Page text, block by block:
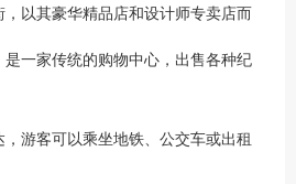
以其豪华精品店和设计师专卖店而
一家传统的购物中心，出售各种纪
游客可以乘坐地铁、公交车或出租